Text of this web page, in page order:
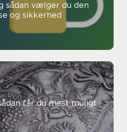
og sikkerhed
får du mest muligt